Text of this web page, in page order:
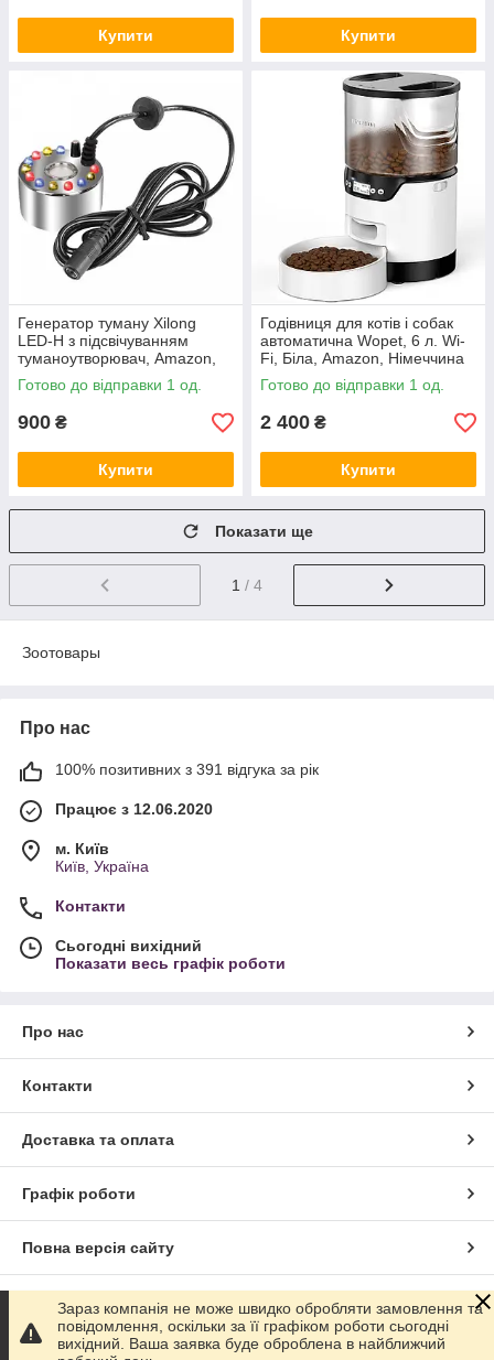
Купити Купити
Генератор туману Xilong
LED-H з підсвічуванням
туманоутворювач, Amazon,
Німеччина
Готово до відправки 1 од.
900 ₴
Купити
Годівниця для котів і собак
автоматична Wopet, 6 л. Wi-
Fi, Біла, Amazon, Німеччина
Готово до відправки 1 од.
2 400 ₴
Купити
Показати ще
1 / 4
Зоотовары
Про нас
100% позитивних з 391 відгука за рік
Працює з 12.06.2020
м. Київ
Київ, Україна
Контакти
Сьогодні вихідний
Показати весь графік роботи
Про нас
Контакти
Доставка та оплата
Графік роботи
Повна версія сайту
Сайт створено на маркетплейсі Prom.ua
Політика конфіденційності
Зараз компанія не може швидко обробляти замовлення та
повідомлення, оскільки за її графіком роботи сьогодні
вихідний. Ваша заявка буде оброблена в найближчий